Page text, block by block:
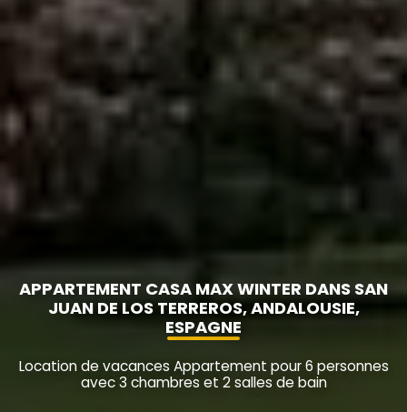
APPARTEMENT CASA MAX WINTER DANS SAN
JUAN DE LOS TERREROS, ANDALOUSIE,
ESPAGNE
Location de vacances Appartement pour 6 personnes
avec 3 chambres et 2 salles de bain